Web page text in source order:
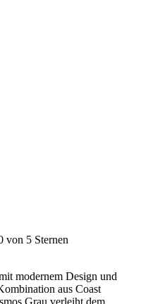
von 5 Sternen
modernem Design und
aus Coast
Grau verleiht dem